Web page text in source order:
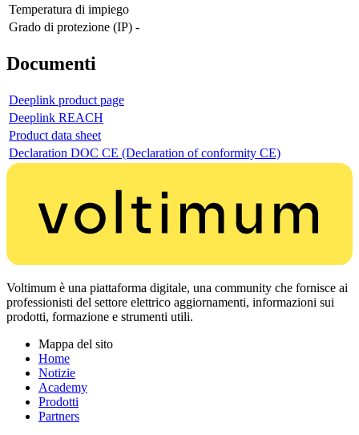
Temperatura di impiego
Grado di protezione (IP) -
Documenti
Deeplink product page
Deeplink REACH
Product data sheet
Declaration DOC CE (Declaration of conformity CE)
Voltimum è una piattaforma digitale, una community che fornisce ai
professionisti del settore elettrico aggiornamenti, informazioni sui
prodotti, formazione e strumenti utili.
Mappa del sito
Home
Notizie
Academy
Prodotti
Partners